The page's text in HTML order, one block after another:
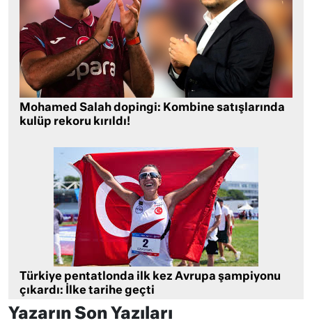
Mohamed Salah dopingi: Kombine satışlarında
kulüp rekoru kırıldı!
Türkiye pentatlonda ilk kez Avrupa şampiyonu
çıkardı: İlke tarihe geçti
Yazarın Son Yazıları